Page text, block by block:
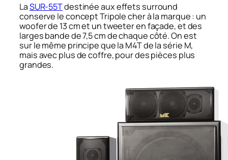
LaSUR-55Tdestinée aux effets surround
conserve le concept Tripole cher à la marque : un
woofer de 13 cm et un tweeter en façade, et des
larges bande de 7,5 cm de chaque côté. On est
sur le même principe que la M4T de la série M,
mais avec plus de coffre, pour des pièces plus
grandes.